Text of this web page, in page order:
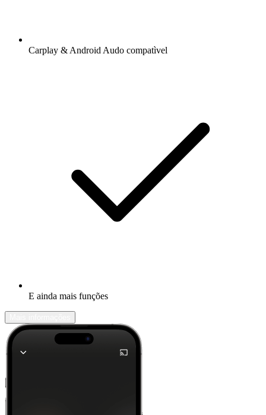
Carplay & Android Audo compatìvel
E ainda mais funções